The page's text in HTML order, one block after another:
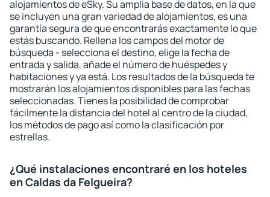
alojamientos de eSky. Su amplia base de datos, en la que
se incluyen una gran variedad de alojamientos, es una
garantía segura de que encontrarás exactamente lo que
estás buscando. Rellena los campos del motor de
búsqueda - selecciona el destino, elige la fecha de
entrada y salida, añade el número de huéspedes y
habitaciones y ya está. Los resultados de la búsqueda te
mostrarán los alojamientos disponibles para las fechas
seleccionadas. Tienes la posibilidad de comprobar
fácilmente la distancia del hotel al centro de la ciudad,
los métodos de pago así como la clasificación por
estrellas.
¿Qué instalaciones encontraré en los hoteles
en Caldas da Felgueira?